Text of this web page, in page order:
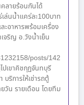
ลายร้อนกันได้
ล่นน้ำแคร่ละ100บาท
ะอาหารพร้อมเครื่อง
จริญ อ.วังน้ำเย็น
posts/142
เขาคิชกุฏจันทบุรี
ริการให้เช่ารถตู้
น รายเดือน โดยทีม